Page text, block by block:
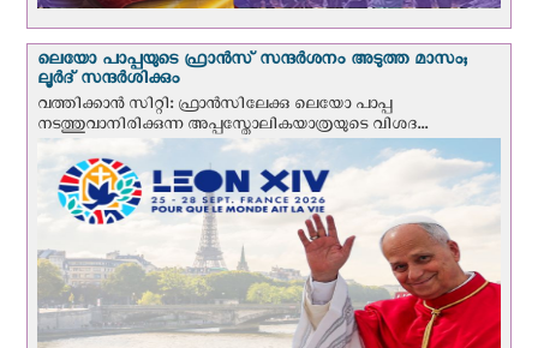
ലെയോ പാപ്പയുടെ ഫ്രാന്‍സ് സന്ദര്‍ശനം അടുത്ത മാസം;
ലൂര്‍ദ് സന്ദര്‍ശിക്കും
വത്തിക്കാന്‍ സിറ്റി: ഫ്രാൻസിലേക്കു ലെയോ പാപ്പ
നടത്തുവാനിരിക്കുന്ന അപ്പസ്തോലികയാത്രയുടെ വിശദ...